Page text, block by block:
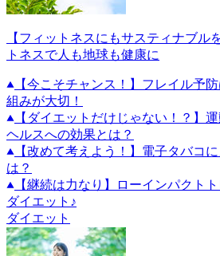
【フィットネスにもサスティナブル
トネスで人も地球も健康に
【今こそチャンス！】フレイル予
組みが大切！
【ダイエットだけじゃない！？】
ヘルスへの効果とは？
【改めて考えよう！】電子タバコ
は？
【継続は力なり】ローインパクト
ダイエット♪
ダイエット